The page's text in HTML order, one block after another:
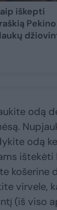
iškepti
odą
odą
ištekėti
košerine
virvele,
(iš viso